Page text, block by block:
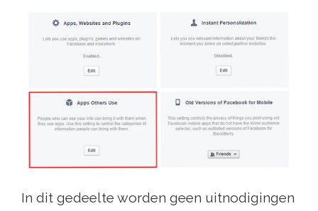
In dit gedeelte worden geen uitnodigingen